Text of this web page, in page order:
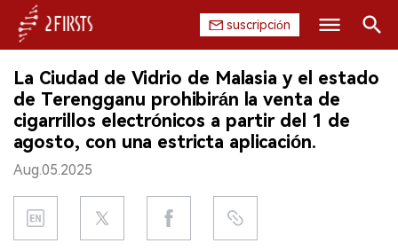
suscripción
INICIO
EMPRESA
PRODUCTO
REGULACIÓN
Buscar
La Ciudad de Vidrio de Malasia y el estado
de Terengganu prohibirán la venta de
cigarrillos electrónicos a partir del 1 de
agosto, con una estricta aplicación.
Aug.05.2025